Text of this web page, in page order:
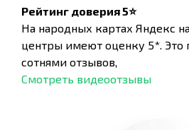
Рейтинг доверия 5⭐
На народных картах Яндекс
центры имеют оценку 5*. Это
сотнями отзывов,
Смотреть видеоотзывы